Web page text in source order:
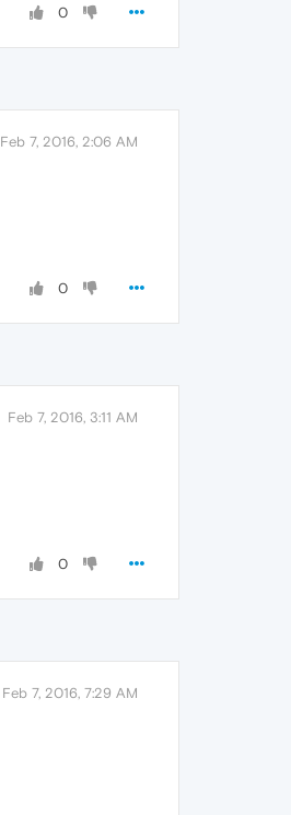
0
Feb 7, 2016, 2:06 AM
0
Feb 7, 2016, 3:11 AM
0
Feb 7, 2016, 7:29 AM